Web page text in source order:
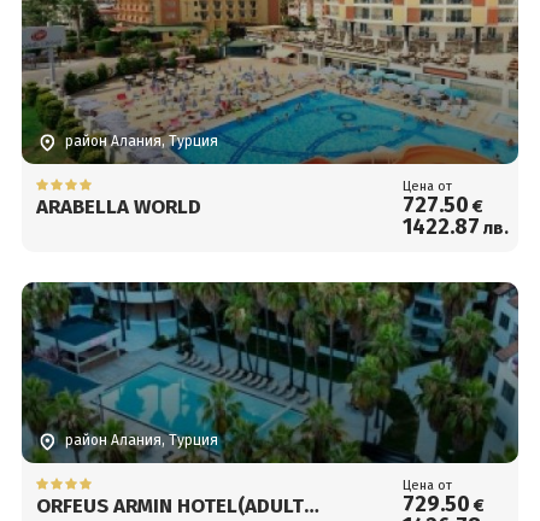
район Алания, Турция
ARABELLA WORLD
Цена от
727.50 €
1422.87 лв.
район Алания, Турция
ORFEUS ARMIN HOTEL(ADULT
Цена от
729.50 €